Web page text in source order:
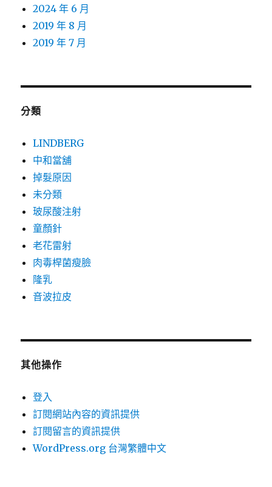
2024 年 6 月
2019 年 8 月
2019 年 7 月
分類
LINDBERG
中和當舖
掉髮原因
未分類
玻尿酸注射
童顏針
老花雷射
肉毒桿菌瘦臉
隆乳
音波拉皮
其他操作
登入
訂閱網站內容的資訊提供
訂閱留言的資訊提供
WordPress.org 台灣繁體中文